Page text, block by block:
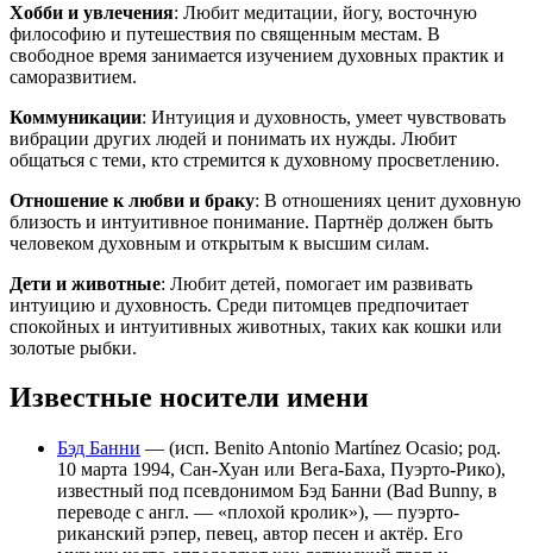
Хобби и увлечения: Любит медитации, йогу, восточную
философию и путешествия по священным местам. В
свободное время занимается изучением духовных практик и
саморазвитием.
Коммуникации: Интуиция и духовность, умеет чувствовать
вибрации других людей и понимать их нужды. Любит
общаться с теми, кто стремится к духовному просветлению.
Отношение к любви и браку: В отношениях ценит духовную
близость и интуитивное понимание. Партнёр должен быть
человеком духовным и открытым к высшим силам.
Дети и животные: Любит детей, помогает им развивать
интуицию и духовность. Среди питомцев предпочитает
спокойных и интуитивных животных, таких как кошки или
золотые рыбки.
Известные носители имени
Бэд Банни — (исп. Benito Antonio Martínez Ocasio; род.
10 марта 1994, Сан-Хуан или Вега-Баха, Пуэрто-Рико),
известный под псевдонимом Бэд Банни (Bad Bunny, в
переводе с англ. — «плохой кролик»), — пуэрто-
риканский рэпер, певец, автор песен и актёр. Его